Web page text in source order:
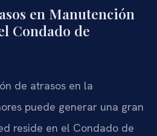
en Manutención
Condado de
de atrasos en la
puede generar una gran
reside en el Condado de